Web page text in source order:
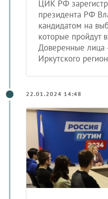
ЦИК РФ
президента РФ
кандидатом на
которые пройдут
Доверенные лица
Иркутского
22.01.2024 14:48